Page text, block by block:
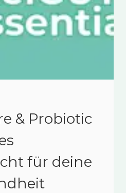
& Probiotic
für deine